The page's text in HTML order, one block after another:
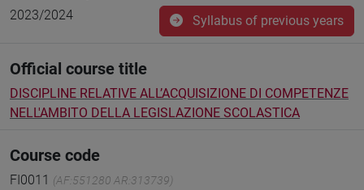
2023/2024 Syllabus of previous years
Official course title
DISCIPLINE RELATIVE ALL’ACQUISIZIONE DI COMPETENZE
NELL'AMBITO DELLA LEGISLAZIONE SCOLASTICA
Course code
FI0011 (AF:551280 AR:313739)